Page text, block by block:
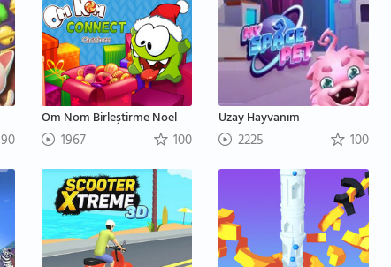
90
Om Nom Birleştirme Noel
1967 100
Uzay Hayvanım
2225 100